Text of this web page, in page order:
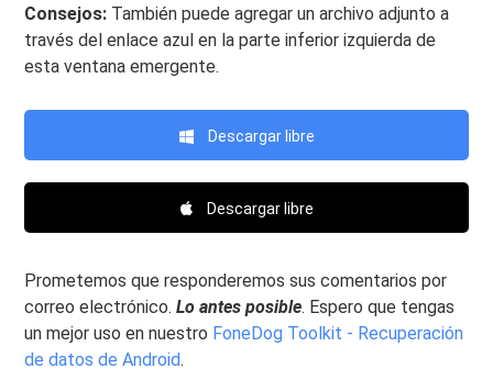
Consejos: También puede agregar un archivo adjunto a
través del enlace azul en la parte inferior izquierda de
esta ventana emergente.
Descargar libre
Descargar libre
Prometemos que responderemos sus comentarios por
correo electrónico.Lo antes posible. Espero que tengas
un mejor uso en nuestro FoneDog Toolkit - Recuperación
de datos de Android.